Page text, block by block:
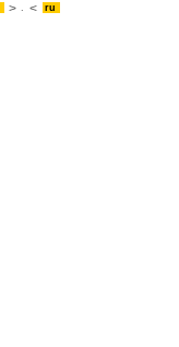
. ru